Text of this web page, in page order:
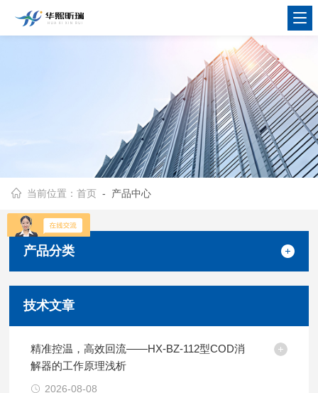
当前位置：首页 - 产品中心
产品分类
技术文章
精准控温，高效回流——HX-BZ-112型COD消
解器的工作原理浅析
2026-08-08